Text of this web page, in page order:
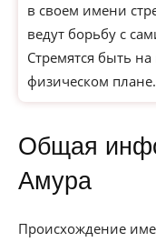
в своем имени
ведут борьбу с
Стремятся быть
физическом плане.
Общая
Амура
Происхождение